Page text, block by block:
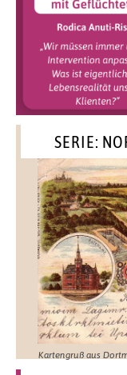
SERIE:
Kartengruß aus